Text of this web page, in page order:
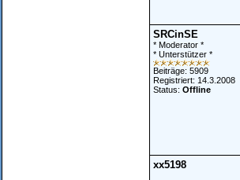
SRCinSE
* Moderator *
* Unterstützer *
Beiträge: 5909
Registriert: 14.3.2008
Status: Offline
xx5198